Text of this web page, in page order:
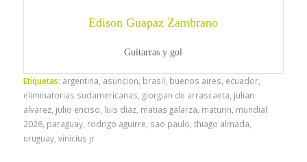
Edison Guapaz Zambrano
Guitarras y gol
Etiquetas: argentina asuncion brasil buenos aires ecuador,
eliminatorias sudamericanas giorgian de arrascaeta julian
alvarez, julio enciso luis diaz, matias galarza maturin mundial
2026, paraguay, rodrigo aguirre sao paulo thiago almada
uruguay, vinicius jr